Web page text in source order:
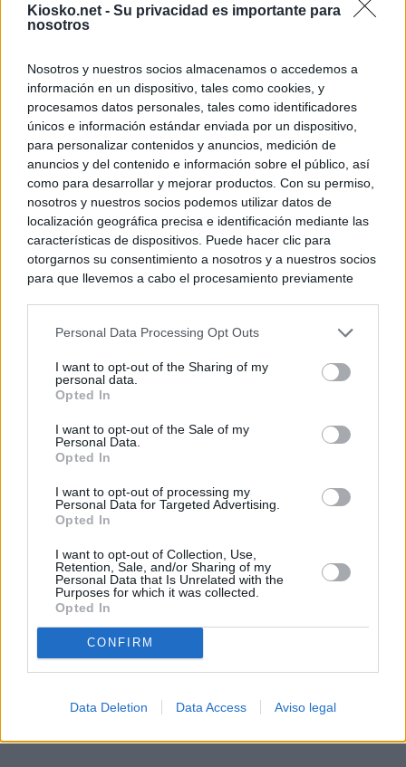
Kiosko.net - Su privacidad es importante para
nosotros
Nosotros y nuestros socios almacenamos o accedemos a
información en un dispositivo, tales como cookies, y
procesamos datos personales, tales como identificadores
únicos e información estándar enviada por un dispositivo,
para personalizar contenidos y anuncios, medición de
anuncios y del contenido e información sobre el público, así
como para desarrollar y mejorar productos. Con su permiso,
nosotros y nuestros socios podemos utilizar datos de
localización geográfica precisa e identificación mediante las
características de dispositivos. Puede hacer clic para
otorgarnos su consentimiento a nosotros y a nuestros socios
para que llevemos a cabo el procesamiento previamente
negar su consentimiento. Tenga en cuenta que algún
de su consentimiento, pero usted tiene el derecho de
rechazar tal procesamiento. Sus preferencias se aplicarán
cualquier momento entrando de nuevo en este sitio web o
visitando nuestra política de privacidad.
Personal Data Processing Opt Outs
I want to opt-out of the Sharing of my
personal data.
Opted In
I want to opt-out of the Sale of my
Personal Data.
Opted In
I want to opt-out of processing my
Personal Data for Targeted Advertising.
Opted In
I want to opt-out of Collection, Use,
Retention, Sale, and/or Sharing of my
Personal Data that Is Unrelated with the
Purposes for which it was collected.
Opted In
CONFIRM
Data Deletion Data Access Aviso legal